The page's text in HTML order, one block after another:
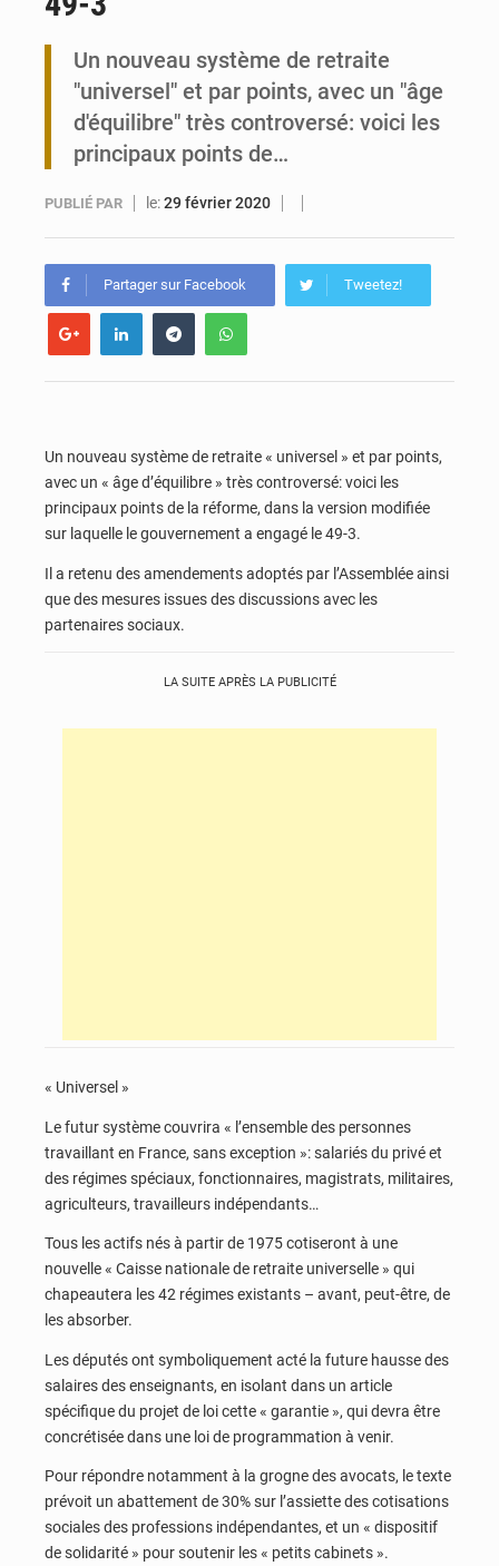
Un nouveau système de retraite
"universel" et par points, avec un "âge
d'équilibre" très controversé: voici les
principaux points de…
PUBLIÉ PAR le:29 février 2020
Partager sur Facebook Tweetez!
Un nouveau système de retraite « universel » et par points,
avec un « âge d’équilibre » très controversé: voici les
principaux points de la réforme, dans la version modifiée
sur laquelle le gouvernement a engagé le 49-3.
Il a retenu des amendements adoptés par l’Assemblée ainsi
que des mesures issues des discussions avec les
partenaires sociaux.
LA SUITE APRÈS LA PUBLICITÉ
« Universel »
Le futur système couvrira « l’ensemble des personnes
travaillant en France, sans exception »: salariés du privé et
des régimes spéciaux, fonctionnaires, magistrats, militaires,
agriculteurs, travailleurs indépendants…
Tous les actifs nés à partir de 1975 cotiseront à une
nouvelle « Caisse nationale de retraite universelle » qui
chapeautera les 42 régimes existants – avant, peut-être, de
les absorber.
Les députés ont symboliquement acté la future hausse des
salaires des enseignants, en isolant dans un article
spécifique du projet de loi cette « garantie », qui devra être
concrétisée dans une loi de programmation à venir.
Pour répondre notamment à la grogne des avocats, le texte
prévoit un abattement de 30% sur l’assiette des cotisations
sociales des professions indépendantes, et un « dispositif
de solidarité » pour soutenir les « petits cabinets ».